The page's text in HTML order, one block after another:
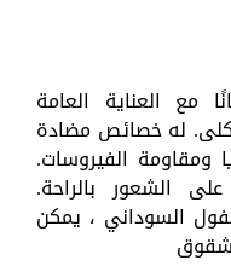
مع العناية العامة
له خصائص مضادة
ومقاومة الفيروسات.
الشعور بالراحة.
السوداني ، يمكن